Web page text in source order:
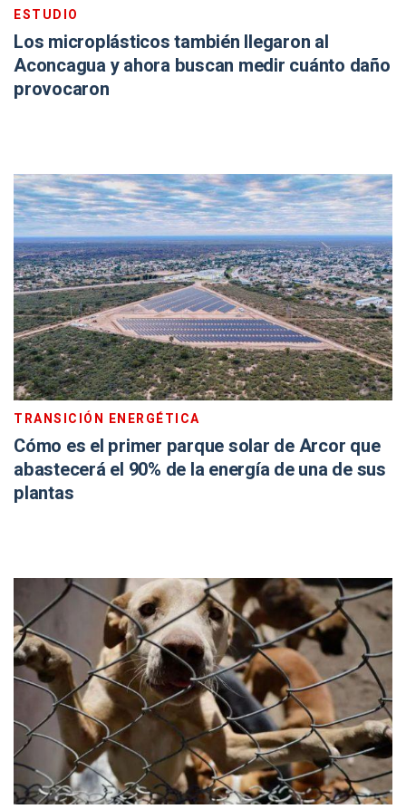
ESTUDIO
Los microplásticos también llegaron al
Aconcagua y ahora buscan medir cuánto daño
provocaron
TRANSICIÓN ENERGÉTICA
Cómo es el primer parque solar de Arcor que
abastecerá el 90% de la energía de una de sus
plantas